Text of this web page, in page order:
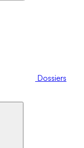
Dossiers